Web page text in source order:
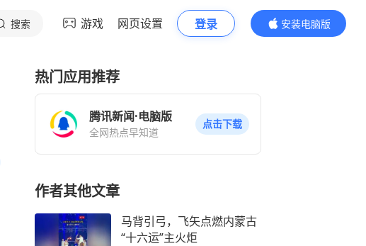
搜索 游戏 网页设置 登录
安装电脑版
内容更精彩
热门应用推荐
腾讯新闻·电脑版
全网热点早知道
点击下载
作者其他文章
马背引弓，飞矢点燃内蒙古
“十六运”主火炬